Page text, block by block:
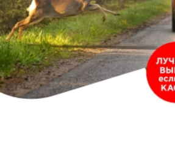
Vieglā valoda
Kontakti
Karjera